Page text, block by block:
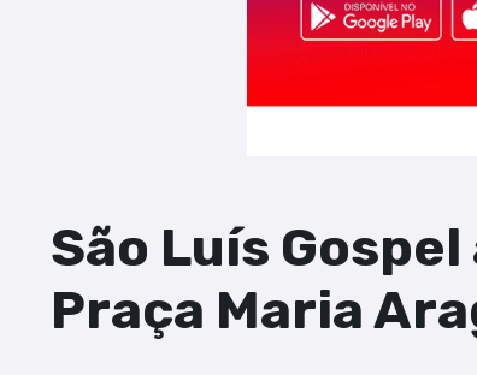
São Luís
Praça Maria